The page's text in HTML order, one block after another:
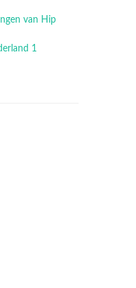
van Hip
1